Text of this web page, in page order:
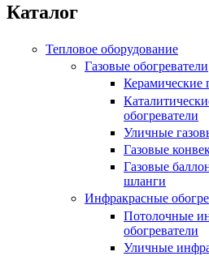
Каталог
Тепловое оборудование
Газовые обогреватели
Керамические
обогреватели
Уличные
Газовые
Газовые
шланги
Инфракрасные
Потолочные
обогреватели
Уличные